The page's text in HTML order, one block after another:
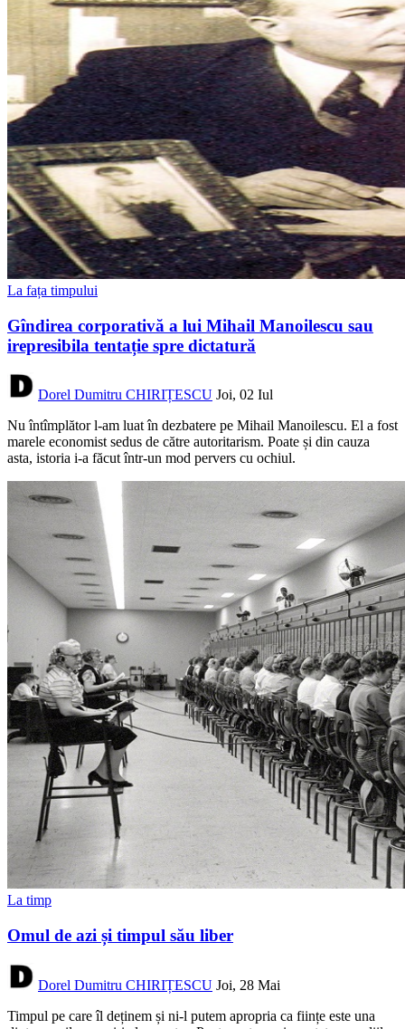
La fața timpului
Gîndirea corporativă a lui Mihail Manoilescu sau
irepresibila tentație spre dictatură
Dorel Dumitru CHIRIȚESCU Joi, 02 Iul
Nu întîmplător l-am luat în dezbatere pe Mihail Manoilescu. El a fost
marele economist sedus de către autoritarism. Poate și din cauza
asta, istoria i-a făcut într-un mod pervers cu ochiul.
La timp
Omul de azi și timpul său liber
Dorel Dumitru CHIRIȚESCU Joi, 28 Mai
Timpul pe care îl deținem și ni-l putem apropria ca ființe este una